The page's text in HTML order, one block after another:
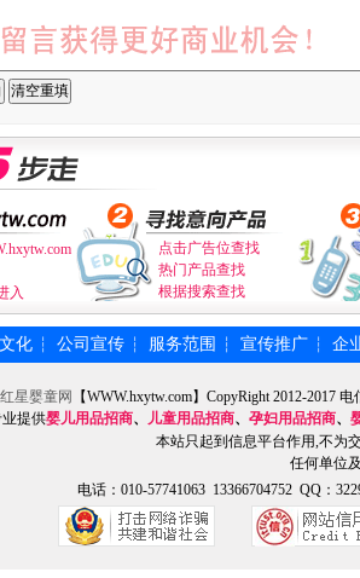
入
点击广告位查找
热门产品查找
根据搜索查找
化 ┆ 公司宣传 ┆ 服务范围 ┆ 宣传推广 ┆ 企
红星婴童网
【WWW.hxytw.com】CopyRight 2012-2017
提供婴儿用品招商、 儿童用品招商、 孕妇用品招商、
本站只起到信息平台作用,不为
任何单位
电话：010-57741063 13366704752 QQ：